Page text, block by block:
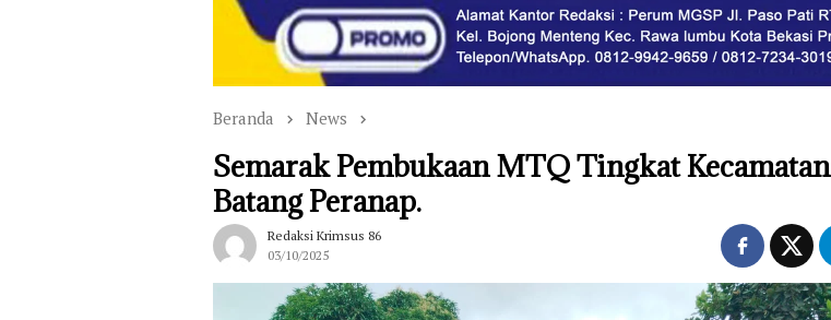
Beranda News
Semarak Pembukaan MTQ Tingkat Kecamatan
Batang Peranap.
Redaksi Krimsus 86
03/10/2025